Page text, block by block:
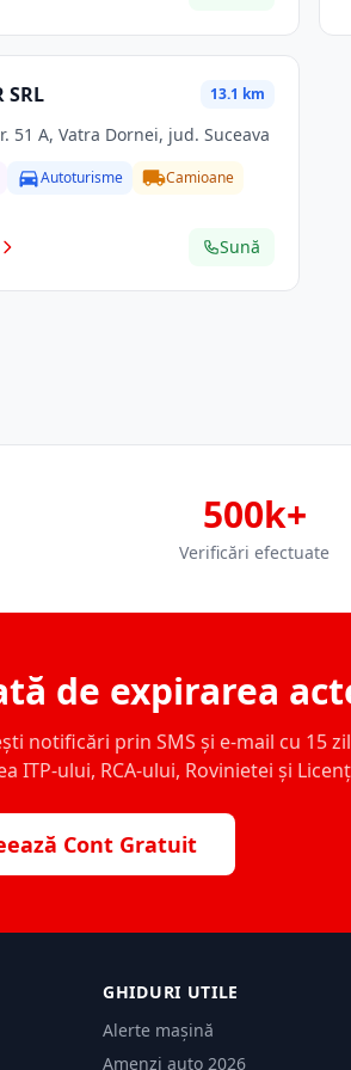
SRL 13.1 km
51 A, Vatra Dornei, jud. Suceava
Autoturisme Camioane
Sună
500k+
Verificări efectuate
de expirarea
notificări prin SMS și e-mail cu 15
ITP-ului, RCA-ului, Rovinietei și
Cont Gratuit
GHIDURI UTILE
Alerte mașină
Amenzi auto 2026